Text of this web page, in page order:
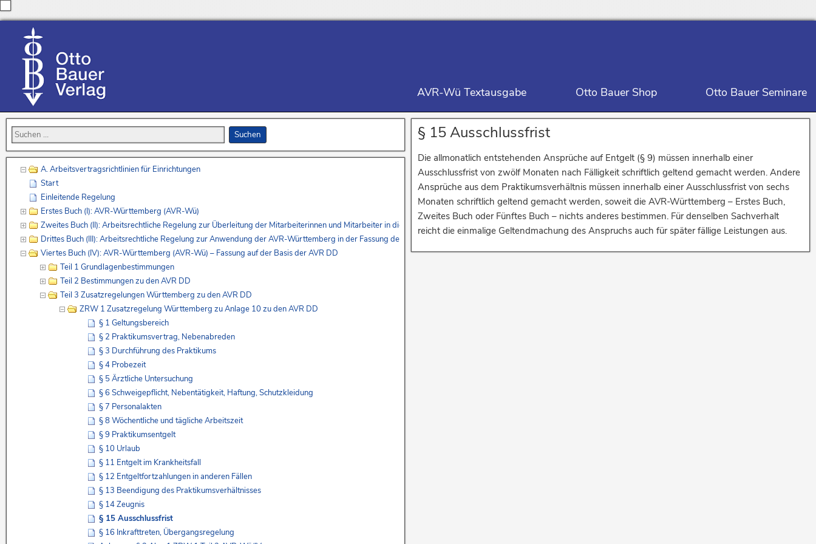
AVR-Wü Textausgabe Otto Bauer Shop Otto Bauer Seminare
§ 15 Ausschlussfrist
Die allmonatlich entstehenden Ansprüche auf Entgelt (§ 9) müssen innerhalb einer
Ausschlussfrist von zwölf Monaten nach Fälligkeit schriftlich geltend gemacht werden. Andere
Ansprüche aus dem Praktikumsverhältnis müssen innerhalb einer Ausschlussfrist von sechs
Monaten schriftlich geltend gemacht werden, soweit die AVR-Württemberg – Erstes Buch,
Zweites Buch oder Fünftes Buch – nichts anderes bestimmen. Für denselben Sachverhalt
reicht die einmalige Geltendmachung des Anspruchs auch für später fällige Leistungen aus.
A. Arbeitsvertragsrichtlinien für Einrichtungen
Start
Einleitende Regelung
Erstes Buch (I): AVR-Württemberg (AVR-Wü)
Zweites Buch (II): Arbeitsrechtliche Regelung zur Überleitung der Mitarbeiterinnen und Mitarbeiter in die AVR-Württemberg – Erstes Buch – und zur Regelung des Übergangsrechts (Seite 263)
Drittes Buch (III): Arbeitsrechtliche Regelung zur Anwendung der AVR-Württemberg in der Fassung des Vierten Buches und zur Überleitung der Mitarbeiterinnen und Mitarbeiter in die AVR-Württemberg – Viertes Buch –
Viertes Buch (IV): AVR-Württemberg (AVR-Wü) – Fassung auf der Basis der AVR DD
Teil 1 Grundlagenbestimmungen
Teil 2 Bestimmungen zu den AVR DD
Teil 3 Zusatzregelungen Württemberg zu den AVR DD
ZRW 1 Zusatzregelung Württemberg zu Anlage 10 zu den AVR DD
§ 1 Geltungsbereich
§ 2 Praktikumsvertrag, Nebenabreden
§ 3 Durchführung des Praktikums
§ 4 Probezeit
§ 5 Ärztliche Untersuchung
§ 6 Schweigepflicht, Nebentätigkeit, Haftung, Schutzkleidung
§ 7 Personalakten
§ 8 Wöchentliche und tägliche Arbeitszeit
§ 9 Praktikumsentgelt
§ 10 Urlaub
§ 11 Entgelt im Krankheitsfall
§ 12 Entgeltfortzahlungen in anderen Fällen
§ 13 Beendigung des Praktikumsverhältnisses
§ 14 Zeugnis
§ 15 Ausschlussfrist
§ 16 Inkrafttreten, Übergangsregelung